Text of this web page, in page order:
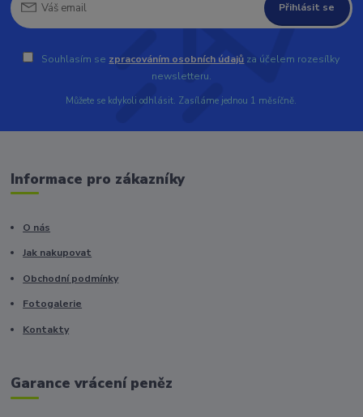
Přihlásit se
Souhlasím se zpracováním osobních údajů za účelem rozesílky
newsletteru.
Můžete se kdykoli odhlásit. Zasíláme jednou 1 měsíčně.
Informace pro zákazníky
O nás
Jak nakupovat
Obchodní podmínky
Fotogalerie
Kontakty
Garance vrácení peněz